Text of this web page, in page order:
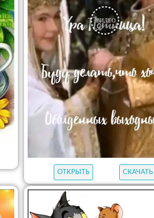
ОТКРЫТЬ СКАЧАТЬ